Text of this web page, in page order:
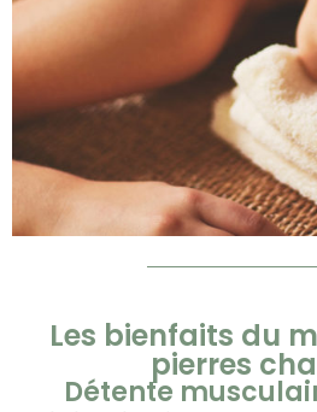
Les bienfaits du
pierres
Détente